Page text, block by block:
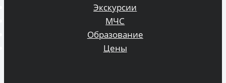
Экскурсии
МЧС
Образование
Цены